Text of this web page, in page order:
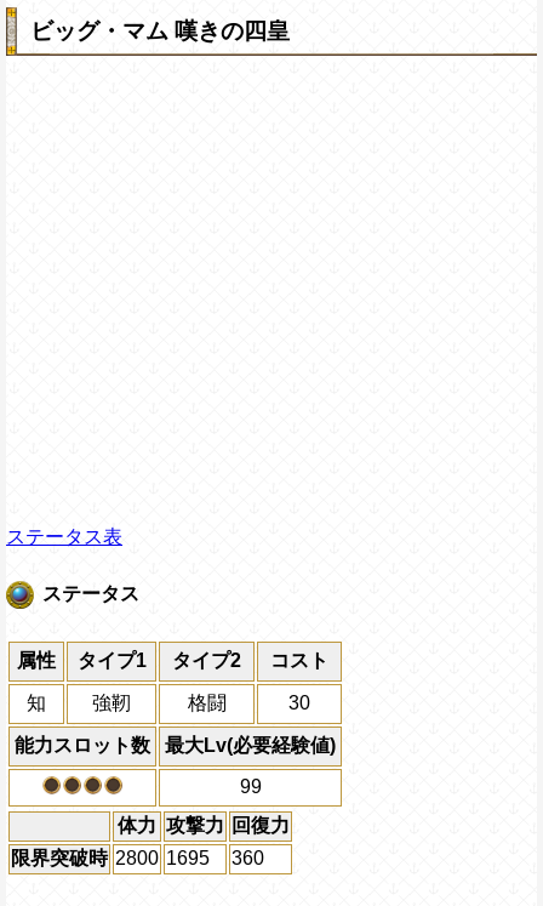
ビッグ・マム 嘆きの四皇
ステータス表
ステータス
属性 タイプ1 タイプ2 コスト
知 強靭 格闘 30
能力スロット数
最大Lv(必要経験値)
99
体力 攻撃力 回復力
限界突破時 2800 1695 360